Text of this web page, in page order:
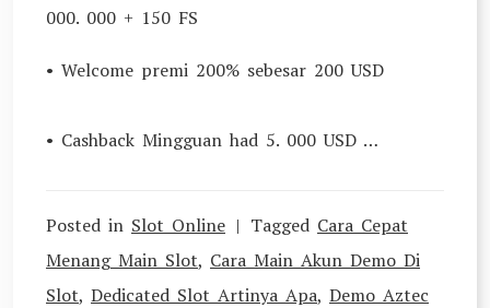
000. 000 + 150 FS
• Welcome premi 200% sebesar 200 USD
• Cashback Mingguan had 5. 000 USD …
Posted in Slot Online Tagged Cara Cepat
Menang Main Slot, Cara Main Akun Demo Di
Slot, Dedicated Slot Artinya Apa, Demo Aztec